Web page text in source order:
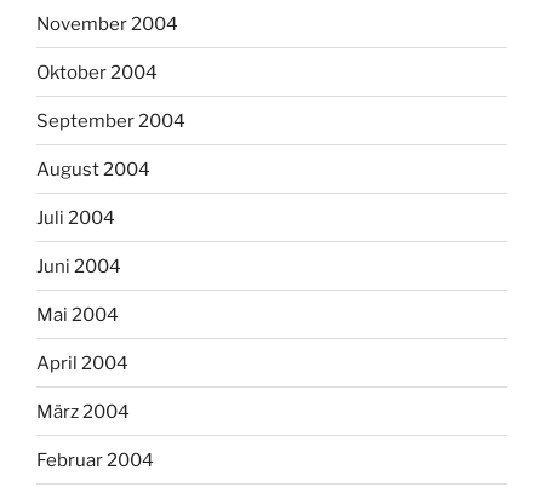
November 2004
Oktober 2004
September 2004
August 2004
Juli 2004
Juni 2004
Mai 2004
April 2004
März 2004
Februar 2004